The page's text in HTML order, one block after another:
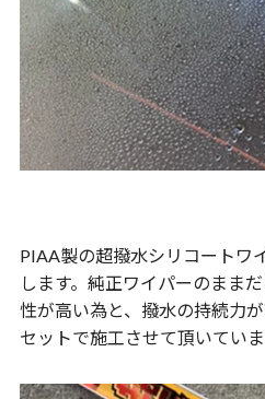
PIAA製の超撥水シリコートワ
します。純正ワイパーのまま
性が高い為と、撥水の持続力
セットで施工させて頂いていま